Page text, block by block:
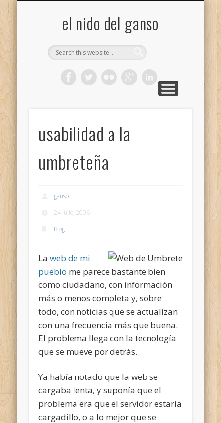
el nido del ganso
usabilidad a la
umbreteña
ganso
24 julio, 2006
Blog
Laweb de mi
pueblo me parece bastante bien
como ciudadano, con información
más o menos completa y, sobre
todo, con noticias que se actualizan
con una frecuencia más que buena.
El problema llega con la tecnología
que se mueve por detrás.
Ya había notado que la web se
cargaba lenta, y suponía que el
problema era que el servidor estaría
cargadillo, o a lo mejor que se